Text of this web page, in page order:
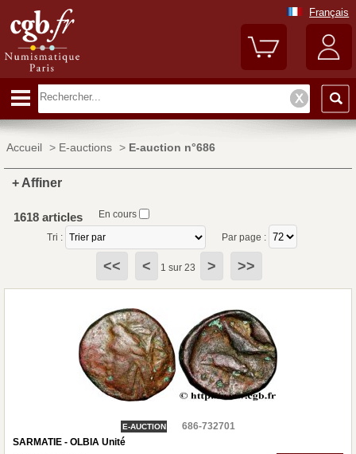
Français
Accueil > E-auctions > E-auction n°686
+ Affiner
1618 articles En cours
Tri : Par page :
<< < 1 sur 23 > >>
E-AUCTION
686-732701
SARMATIE - OLBIA Unité